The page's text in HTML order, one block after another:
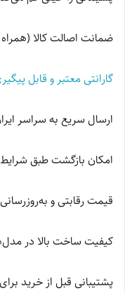
ضمانت اصالت کالا
گارانتی معتبر و قابل
ارسال سریع به سراسر
امکان بازگشت طبق
قیمت رقابتی و
کیفیت ساخت بالا در
پشتیبانی قبل از خرید